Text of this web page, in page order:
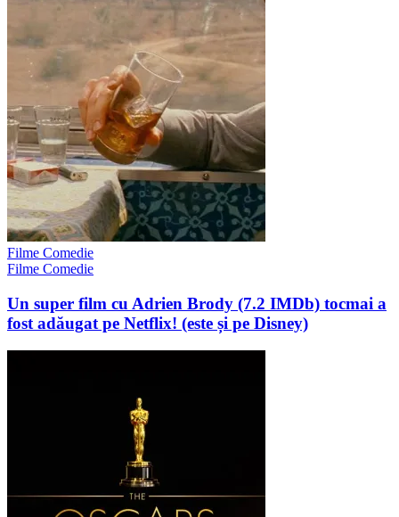
Filme Comedie
Filme Comedie
Un super film cu Adrien Brody (7.2 IMDb) tocmai a
fost adăugat pe Netflix! (este și pe Disney)